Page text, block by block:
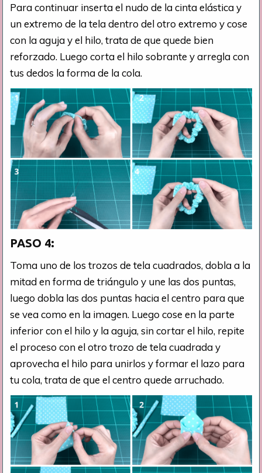
Para continuar inserta el nudo de la cinta elástica y
un extremo de la tela dentro del otro extremo y cose
con la aguja y el hilo, trata de que quede bien
reforzado. Luego corta el hilo sobrante y arregla con
tus dedos la forma de la cola.
PASO 4:
Toma uno de los trozos de tela cuadrados, dobla a la
mitad en forma de triángulo y une las dos puntas,
luego dobla las dos puntas hacia el centro para que
se vea como en la imagen. Luego cose en la parte
inferior con el hilo y la aguja, sin cortar el hilo, repite
el proceso con el otro trozo de tela cuadrada y
aprovecha el hilo para unirlos y formar el lazo para
tu cola, trata de que el centro quede arruchado.